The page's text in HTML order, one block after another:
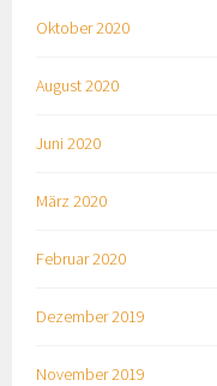
Oktober 2020
August 2020
Juni 2020
März 2020
Februar 2020
Dezember 2019
November 2019